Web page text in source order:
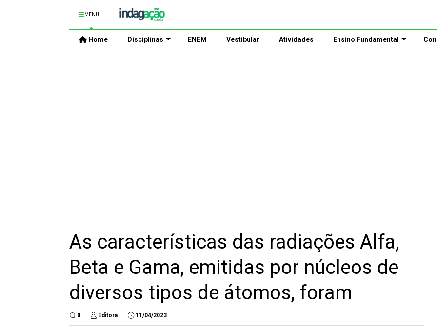
MENU
Home Disciplinas ENEM Vestibular Atividades Ensino Fundamental
As características das radiações Alfa,
Beta e Gama, emitidas por núcleos de
diversos tipos de átomos, foram
0 Editora 11/04/2023